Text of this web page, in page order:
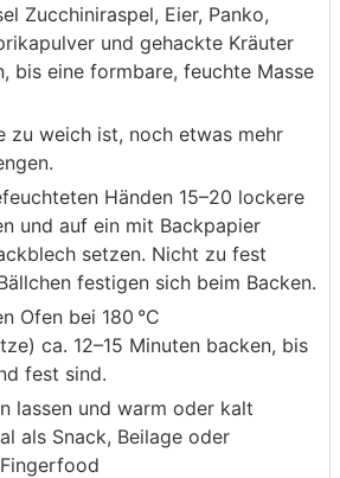
Zucchiniraspel, Eier, Panko,
und gehackte Kräuter
bis eine formbare, feuchte Masse
zu weich ist, noch etwas mehr
Händen 15–20 lockere
und auf ein mit Backpapier
setzen. Nicht zu fest
festigen sich beim Backen.
Ofen bei 180 °C
ca. 12–15 Minuten backen, bis
fest sind.
lassen und warm oder kalt
als Snack, Beilage oder